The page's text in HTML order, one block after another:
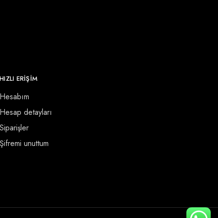
HIZLI ERİŞİM
Hesabım
Hesap detayları
Siparişler
Şifremi unuttum